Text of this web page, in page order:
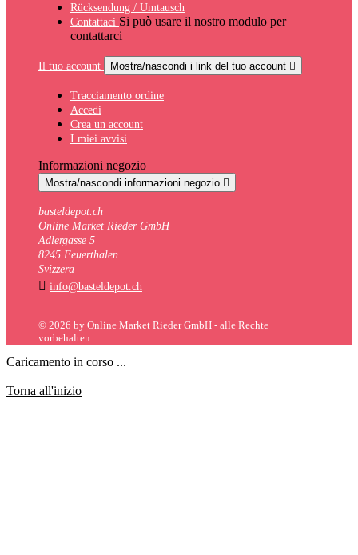
Rücksendung / Umtausch
Contattaci Si può usare il nostro modulo per
contattarci
Il tuo account Mostra/nascondi i link del tuo account 
Tracciamento ordine
Accedi
Crea un account
I miei avvisi
Informazioni negozio
Mostra/nascondi informazioni negozio 
basteldepot.ch
Online Market Rieder GmbH
Adlergasse 5
8245 Feuerthalen
Svizzera
 info@basteldepot.ch
© 2026 by Online Market Rieder GmbH - alle Rechte
vorbehalten.
Caricamento in corso ...
Torna all'inizio